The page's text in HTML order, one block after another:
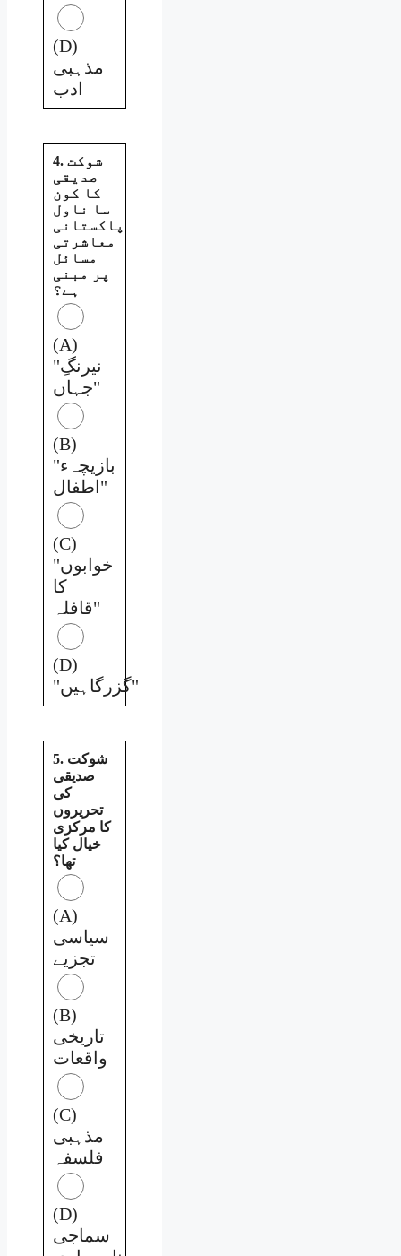
(D)
مذہبی
ادب
4. شوکت
صدیقی
کا کون
سا ناول
پاکستانی
معاشرتی
مسائل
پر مبنی
ہے؟
(A)
"نیرنگِ
جہاں"
(B)
"بازیچہء
اطفال"
(C)
"خوابوں
کا
قافلہ"
(D)
"گزرگاہیں"
5. شوکت
صدیقی
کی
تحریروں
کا مرکزی
خیال کیا
تھا؟
(A)
سیاسی
تجزیے
(B)
تاریخی
واقعات
(C)
مذہبی
فلسفہ
(D)
سماجی